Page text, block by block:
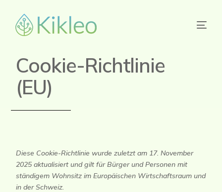
Cookie-Richtlinie
(EU)
Diese Cookie-Richtlinie wurde zuletzt am 17. November
2025 aktualisiert und gilt für Bürger und Personen mit
ständigem Wohnsitz im Europäischen Wirtschaftsraum und
in der Schweiz.